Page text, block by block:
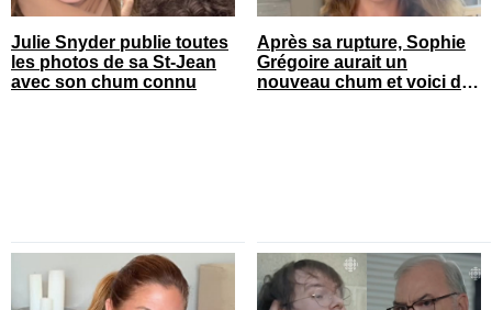
Julie Snyder publie toutes
les photos de sa St-Jean
avec son chum connu
Après sa rupture, Sophie
Grégoire aurait un
nouveau chum et voici de